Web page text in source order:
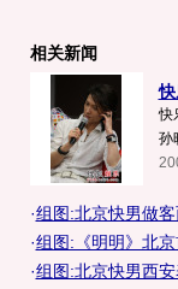
相关新闻
快
孙
·组图:北京快男做
·组图:《明明》北
·组图:北京快男西